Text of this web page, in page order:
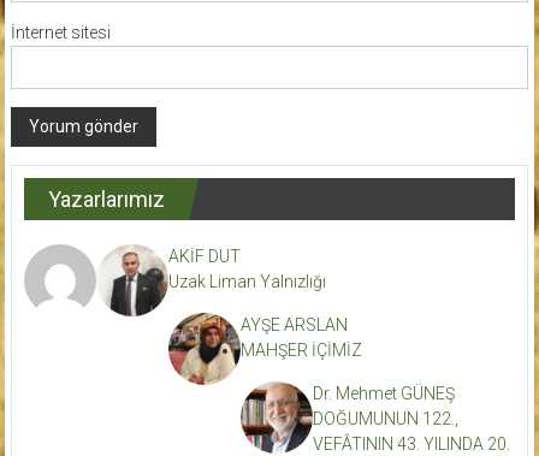
İnternet sitesi
Yazarlarımız
AKİF DUT
Uzak Liman Yalnızlığı
AYŞE ARSLAN
MAHŞER İÇİMİZ
Dr. Mehmet GÜNEŞ
DOĞUMUNUN 122.,
VEFÂTININ 43. YILINDA 20.